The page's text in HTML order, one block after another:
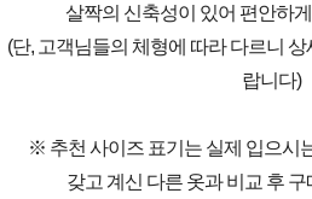
살짝의 신축성이 있어 편안하
(단, 고객님들의 체형에 따라 다르니
랍니다)
※ 추천 사이즈 표기는 실제 입으시
갖고 계신 다른 옷과 비교 후